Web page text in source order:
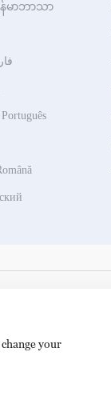
န်မာဘာသာ
Português
your